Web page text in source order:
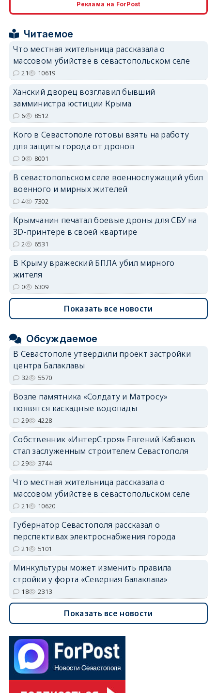
erid: 2SDnjdvhGXG
Реклама на ForPost
Читаемое
Что местная жительница рассказала о
массовом убийстве в севастопольском селе
21 10619
Ханский дворец возглавил бывший
замминистра юстиции Крыма
6 8512
Кого в Севастополе готовы взять на работу
для защиты города от дронов
0 8001
В севастопольском селе военнослужащий убил
военного и мирных жителей
4 7302
Крымчанин печатал боевые дроны для СБУ на
3D-принтере в своей квартире
2 6531
В Крыму вражеский БПЛА убил мирного
жителя
0 6309
Показать все новости
Обсуждаемое
В Севастополе утвердили проект застройки
центра Балаклавы
32 5570
Возле памятника «Солдату и Матросу»
появятся каскадные водопады
29 4228
Собственник «ИнтерСтроя» Евгений Кабанов
стал заслуженным строителем Севастополя
29 3744
Что местная жительница рассказала о
массовом убийстве в севастопольском селе
21 10620
Губернатор Севастополя рассказал о
перспективах электроснабжения города
21 5101
Минкультуры может изменить правила
стройки у форта «Северная Балаклава»
18 2313
Показать все новости